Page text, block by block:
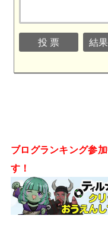
ブログランキング参
す！